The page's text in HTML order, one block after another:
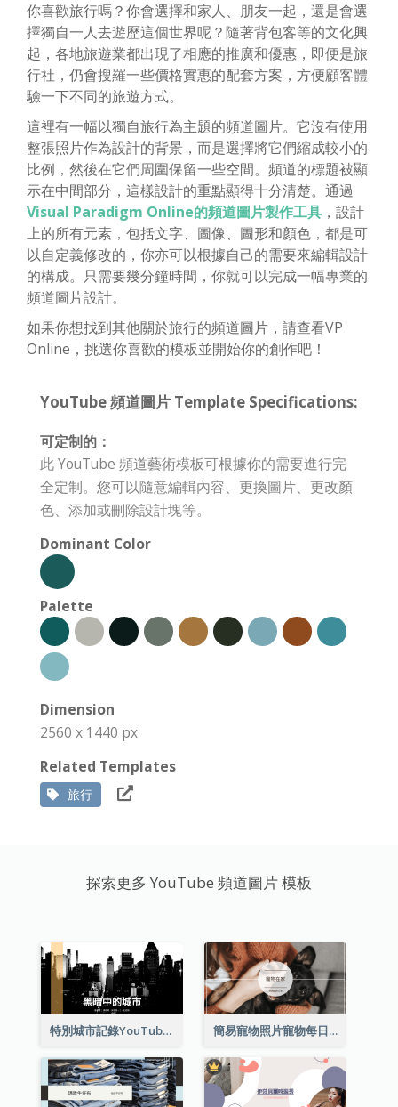
你喜歡旅行嗎？你會選擇和家人、朋友一起，還是會選
擇獨自一人去遊歷這個世界呢？隨著背包客等的文化興
起，各地旅遊業都出現了相應的推廣和優惠，即便是旅
行社，仍會搜羅一些價格實惠的配套方案，方便顧客體
驗一下不同的旅遊方式。
這裡有一幅以獨自旅行為主題的頻道圖片。它沒有使用
整張照片作為設計的背景，而是選擇將它們縮成較小的
比例，然後在它們周圍保留一些空間。頻道的標題被顯
示在中間部分，這樣設計的重點顯得十分清楚。通過
Visual Paradigm Online的頻道圖片製作工具 ，設計
上的所有元素，包括文字、圖像、圖形和顏色，都是可
以自定義修改的，你亦可以根據自己的需要來編輯設計
的構成。只需要幾分鐘時間，你就可以完成一幅專業的
頻道圖片設計。
如果你想找到其他關於旅行的頻道圖片，請查看VP
Online，挑選你喜歡的模板並開始你的創作吧！
YouTube 頻道圖片 Template Specifications:
可定制的：
此 YouTube 頻道藝術模板可根據你的需要進行完
全定制。您可以隨意編輯內容、更換圖片、更改顏
色、添加或刪除設計塊等。
Dominant Color
Palette
Dimension
2560 x 1440 px
Related Templates
旅行
探索更多 YouTube 頻道圖片 模板
特別城市記錄YouTube頻道圖片 簡易寵物照片寵物每日YouTube頻道圖片